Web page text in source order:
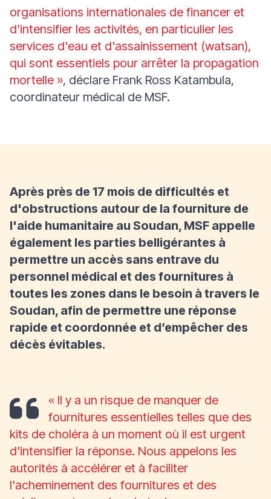
organisations internationales de financer et
d'intensifier les activités, en particulier les
services d'eau et d'assainissement (watsan),
qui sont essentiels pour arrêter la propagation
mortelle », déclare Frank Ross Katambula,
coordinateur médical de MSF.
Après près de 17 mois de difficultés et
d'obstructions autour de la fourniture de
l'aide humanitaire au Soudan, MSF appelle
également les parties belligérantes à
permettre un accès sans entrave du
personnel médical et des fournitures à
toutes les zones dans le besoin à travers le
Soudan, afin de permettre une réponse
rapide et coordonnée et d’empêcher des
décès évitables.
« Il y a un risque de manquer de
fournitures essentielles telles que des
kits de choléra à un moment où il est urgent
d'intensifier la réponse. Nous appelons les
autorités à accélérer et à faciliter
l'acheminement des fournitures et des